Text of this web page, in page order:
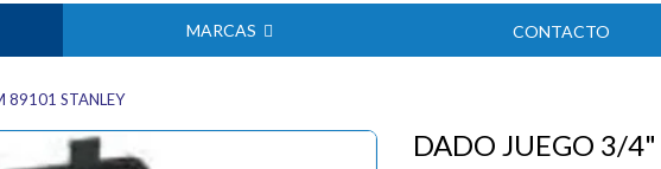
MARCAS CONTACTO
89101 STANLEY
DADO JUEGO 3/